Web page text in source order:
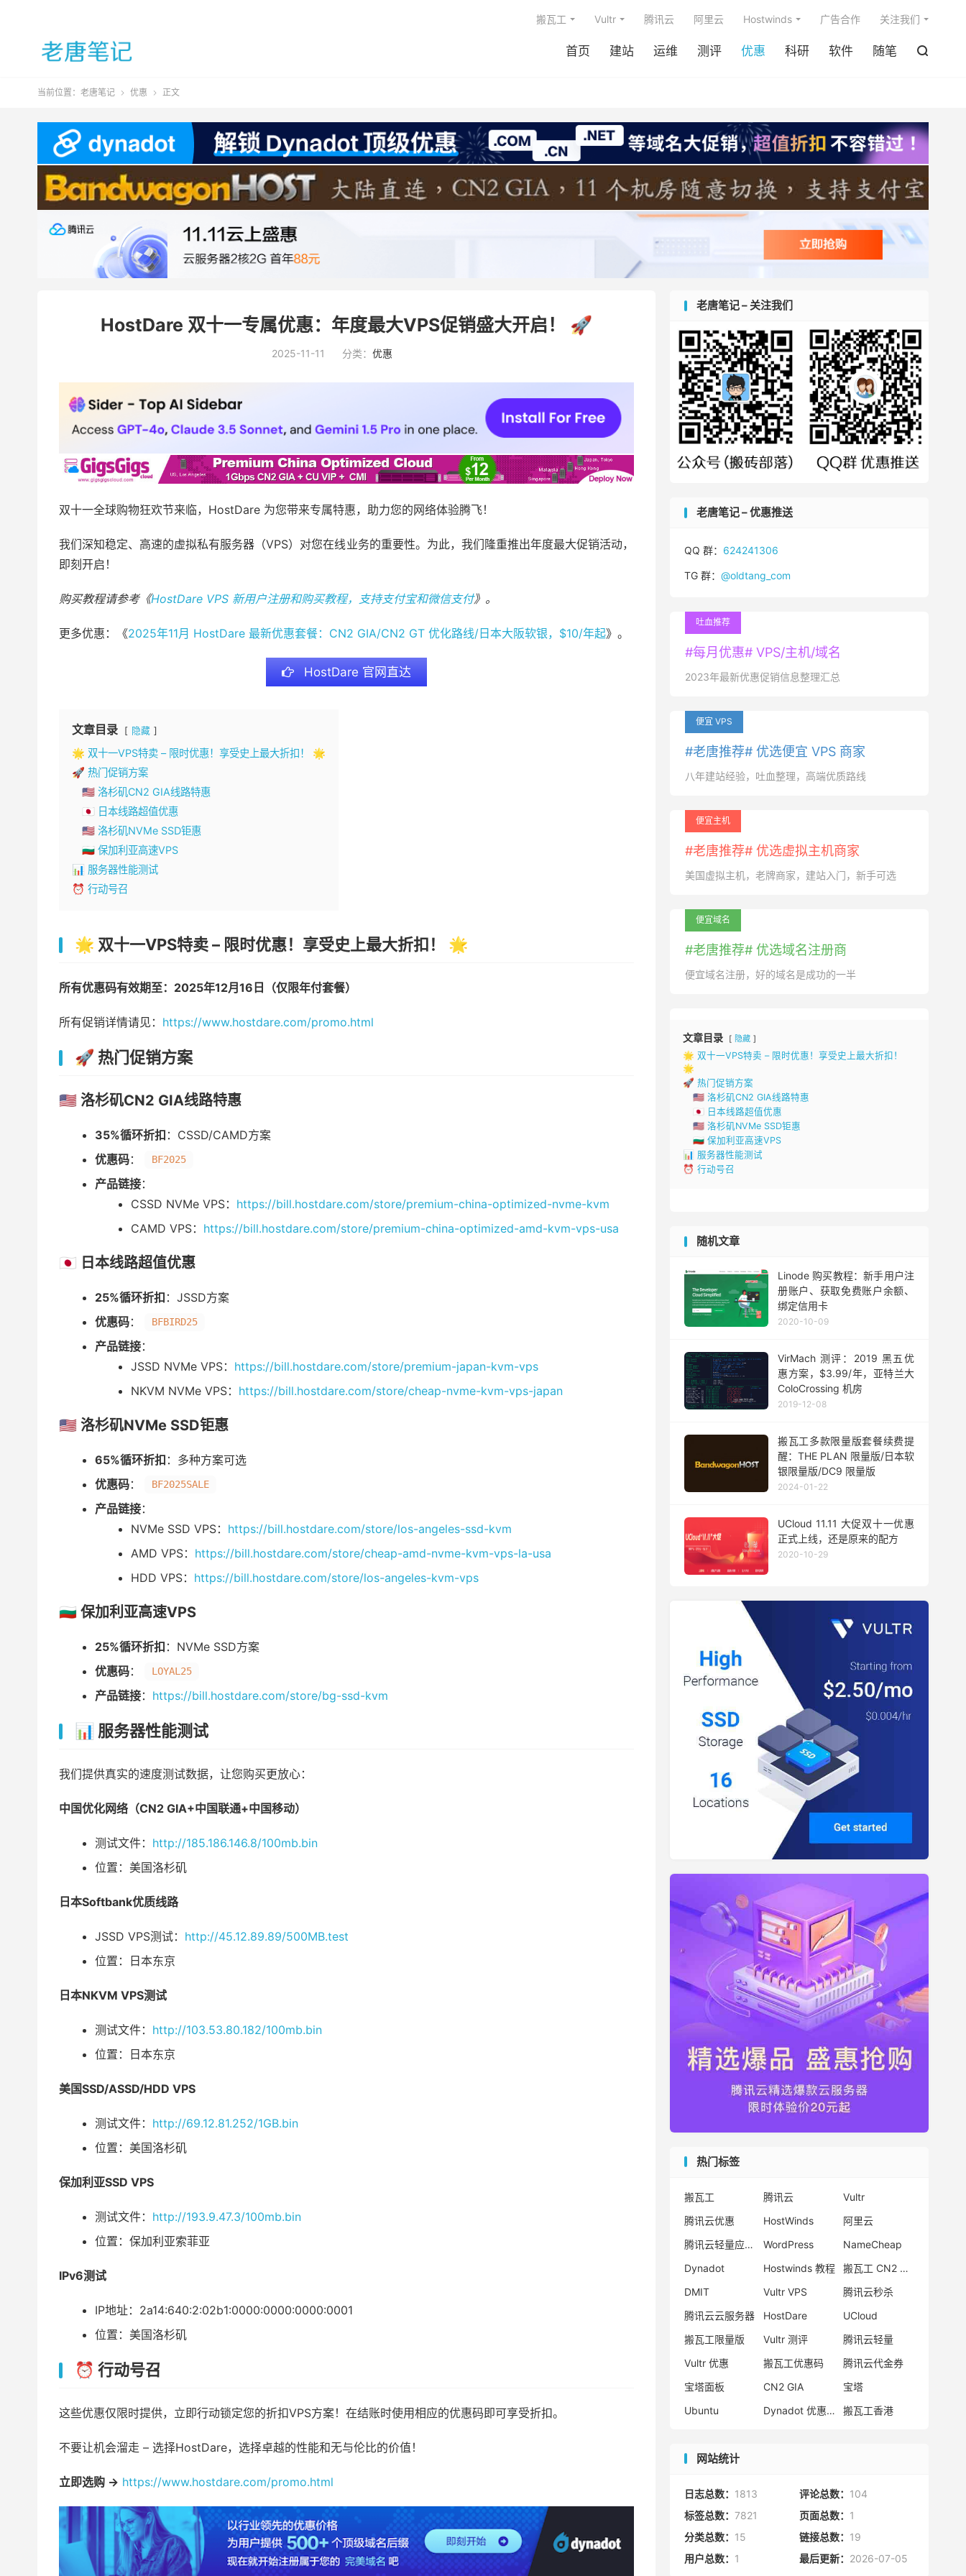
首页 建站 运维 测评 优惠 科研 软件 随笔 
搬瓦工 Vultr 腾讯云 阿里云 Hostwinds 广告合作 关注我们
当前位置： 老唐笔记  优惠  正文
HostDare 双十一专属优惠：年度最大VPS促销盛大开启！ 🚀
2025-11-11 分类： 优惠
双十一全球购物狂欢节来临，HostDare 为您带来专属特惠，助力您的网络体验腾飞！
我们深知稳定、高速的虚拟私有服务器（VPS）对您在线业务的重要性。为此，我们隆重推出年度最大促销活动，
即刻开启！
购买教程请参考《HostDare VPS 新用户注册和购买教程，支持支付宝和微信支付》。
更多优惠：《2025年11月 HostDare 最新优惠套餐：CN2 GIA/CN2 GT 优化路线/日本大阪软银，$10/年起》。
HostDare 官网直达
文章目录 隐藏
🌟 双十一VPS特卖 – 限时优惠！享受史上最大折扣！ 🌟
🚀 热门促销方案
🇺🇸 洛杉矶CN2 GIA线路特惠
🇯🇵 日本线路超值优惠
🇺🇸 洛杉矶NVMe SSD钜惠
🇧🇬 保加利亚高速VPS
📊 服务器性能测试
⏰ 行动号召
🌟 双十一VPS特卖 – 限时优惠！享受史上最大折扣！ 🌟
所有优惠码有效期至：2025年12月16日（仅限年付套餐）
所有促销详情请见： https://www.hostdare.com/promo.html
🚀 热门促销方案
🇺🇸 洛杉矶CN2 GIA线路特惠
35%循环折扣 ：CSSD/CAMD方案
优惠码： BF2025
产品链接：
CSSD NVMe VPS： https://bill.hostdare.com/store/premium-china-optimized-nvme-kvm
CAMD VPS： https://bill.hostdare.com/store/premium-china-optimized-amd-kvm-vps-usa
🇯🇵 日本线路超值优惠
25%循环折扣 ：JSSD方案
优惠码： BFBIRD25
产品链接：
JSSD NVMe VPS： https://bill.hostdare.com/store/premium-japan-kvm-vps
NKVM NVMe VPS： https://bill.hostdare.com/store/cheap-nvme-kvm-vps-japan
🇺🇸 洛杉矶NVMe SSD钜惠
65%循环折扣 ：多种方案可选
优惠码： BF2025SALE
产品链接：
NVMe SSD VPS： https://bill.hostdare.com/store/los-angeles-ssd-kvm
AMD VPS： https://bill.hostdare.com/store/cheap-amd-nvme-kvm-vps-la-usa
HDD VPS： https://bill.hostdare.com/store/los-angeles-kvm-vps
🇧🇬 保加利亚高速VPS
25%循环折扣 ：NVMe SSD方案
优惠码： LOYAL25
产品链接： https://bill.hostdare.com/store/bg-ssd-kvm
📊 服务器性能测试
我们提供真实的速度测试数据，让您购买更放心：
中国优化网络（CN2 GIA+中国联通+中国移动）
测试文件： http://185.186.146.8/100mb.bin
位置：美国洛杉矶
日本Softbank优质线路
JSSD VPS测试： http://45.12.89.89/500MB.test
位置：日本东京
日本NKVM VPS测试
测试文件： http://103.53.80.182/100mb.bin
位置：日本东京
美国SSD/ASSD/HDD VPS
测试文件： http://69.12.81.252/1GB.bin
位置：美国洛杉矶
保加利亚SSD VPS
测试文件： http://193.9.47.3/100mb.bin
位置：保加利亚索菲亚
IPv6测试
IP地址：2a14:640:2:02b1:0000:0000:0000:0001
位置：美国洛杉矶
⏰ 行动号召
这些优惠仅限时提供，立即行动锁定您的折扣VPS方案！在结账时使用相应的优惠码即可享受折扣。
不要让机会溜走 – 选择HostDare，选择卓越的性能和无与伦比的价值！
立即选购 → https://www.hostdare.com/promo.html
老唐笔记 – 关注我们
老唐笔记 – 优惠推送
QQ 群： 624241306
TG 群： @oldtang_com
吐血推荐
#每月优惠# VPS/主机/域名
2023年最新优惠促销信息整理汇总
便宜 VPS
#老唐推荐# 优选便宜 VPS 商家
八年建站经验，吐血整理，高端优质路线
便宜主机
#老唐推荐# 优选虚拟主机商家
美国虚拟主机，老牌商家，建站入门，新手可选
便宜域名
#老唐推荐# 优选域名注册商
便宜域名注册，好的域名是成功的一半
文章目录 隐藏
🌟 双十一VPS特卖 – 限时优惠！享受史上最大折扣！
🌟
🚀 热门促销方案
🇺🇸 洛杉矶CN2 GIA线路特惠
🇯🇵 日本线路超值优惠
🇺🇸 洛杉矶NVMe SSD钜惠
🇧🇬 保加利亚高速VPS
📊 服务器性能测试
⏰ 行动号召
随机文章
Linode 购买教程：新手用户注
册账户、获取免费账户余额、
绑定信用卡
2020-10-09
VirMach 测评：2019 黑五优
惠方案，$3.99/年，亚特兰大
ColoCrossing 机房
2019-12-08
搬瓦工多款限量版套餐续费提
醒：THE PLAN 限量版/日本软
银限量版/DC9 限量版
2024-01-22
UCloud 11.11 大促双十一优惠
正式上线，还是原来的配方
2020-10-29
热门标签
搬瓦工 腾讯云
Vultr
腾讯云优惠
HostWinds
阿里云
腾讯云轻量应用服务器
WordPress
NameCheap
Dynadot
Hostwinds 教程
搬瓦工 CN2 GIA
DMIT
Vultr VPS
腾讯云秒杀
腾讯云云服务器
HostDare
UCloud
搬瓦工限量版
Vultr 测评
腾讯云轻量
Vultr 优惠
搬瓦工优惠码
腾讯云代金券
宝塔面板
CN2 GIA
宝塔
Ubuntu
Dynadot 优惠码 搬瓦工香港
网站统计
日志总数： 1813 评论总数： 104
标签总数： 7821 页面总数： 1
分类总数： 15 链接总数： 19
用户总数： 1 最后更新： 2026-07-05